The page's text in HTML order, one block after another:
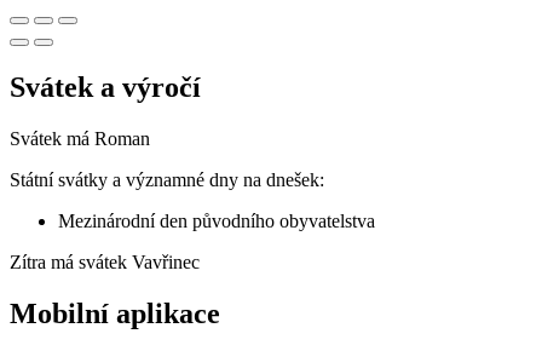
Svátek a výročí
Svátek má Roman
Státní svátky a významné dny na dnešek:
Mezinárodní den původního obyvatelstva
Zítra má svátek Vavřinec
Mobilní aplikace